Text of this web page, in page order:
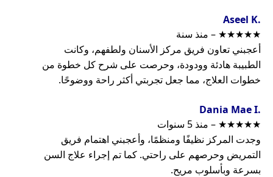
.Aseel K
★★★★★ – منذ سنة
أعجبني تعاون فريق مركز الأسنان ولطفهم، وكانت
الطبيبة هادئة وودودة، وحرصت على شرح كل خطوة من
خطوات العلاج، مما جعل تجربتي أكثر راحة ووضوحًا.
.Dania Mae I
★★★★★ – منذ 5 سنوات
وجدت المركز نظيفًا ومنظمًا، وأعجبني اهتمام فريق
التمريض وحرصهم على راحتي. كما تم إجراء علاج السن
بسرعة وبأسلوب مريح.